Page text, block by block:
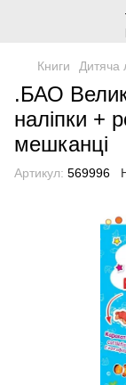
Книги Дитяча
.БАО
наліпки +
мешканці
Артикул: 569996